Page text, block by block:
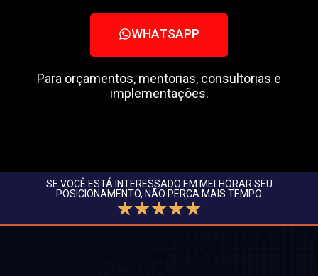
WHATSAPP
Para orçamentos, mentorias, consultorias e
implementações.
SE VOCÊ ESTÁ INTERESSADO EM MELHORAR SEU
POSICIONAMENTO, NÃO PERCA MAIS TEMPO
☆☆☆☆☆